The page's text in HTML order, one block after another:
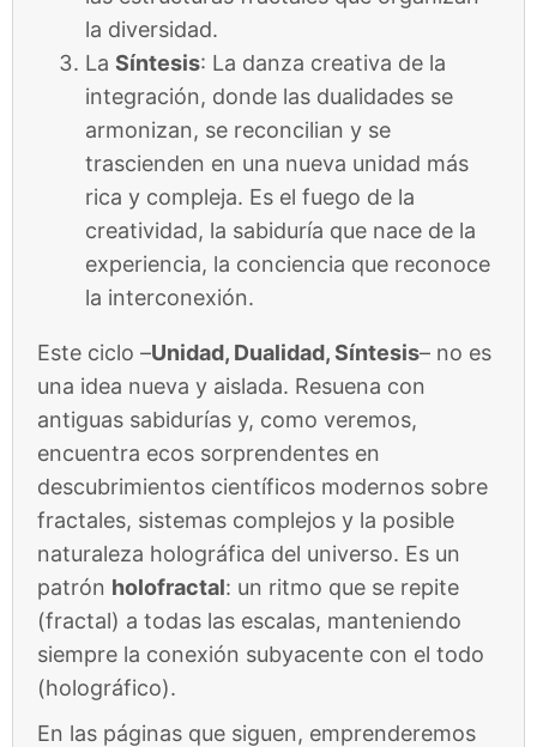
la diversidad.
La Síntesis: La danza creativa de la
integración, donde las dualidades se
armonizan, se reconcilian y se
trascienden en una nueva unidad más
rica y compleja. Es el fuego de la
creatividad, la sabiduría que nace de la
experiencia, la conciencia que reconoce
la interconexión.
Este ciclo –Unidad, Dualidad, Síntesis– no es
una idea nueva y aislada. Resuena con
antiguas sabidurías y, como veremos,
encuentra ecos sorprendentes en
descubrimientos científicos modernos sobre
fractales, sistemas complejos y la posible
naturaleza holográfica del universo. Es un
patrón holofractal: un ritmo que se repite
(fractal) a todas las escalas, manteniendo
siempre la conexión subyacente con el todo
(holográfico).
En las páginas que siguen, emprenderemos